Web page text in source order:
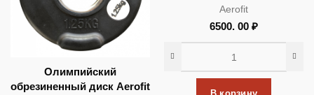
Олимпийский
обрезиненный диск Aerofit
Aerofit
6500. 00 ₽
В корзину